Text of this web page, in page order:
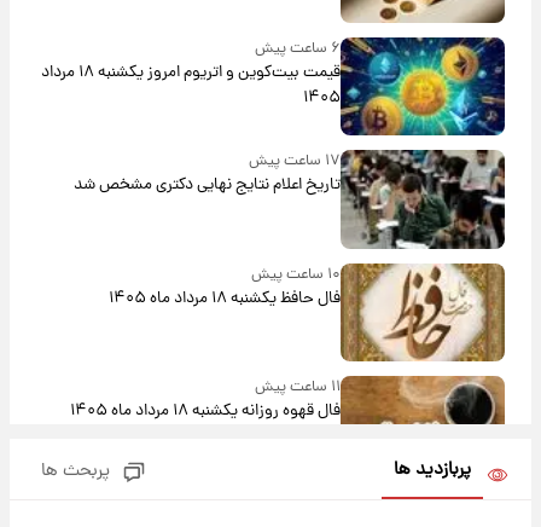
۶ ساعت پیش
قیمت بیت‌کوین و اتریوم امروز یکشنبه ۱۸ مرداد
۱۴۰۵
۱۷ ساعت پیش
تاریخ اعلام نتایج نهایی دکتری مشخص شد
۱۰ ساعت پیش
فال حافظ یکشنبه ۱۸ مرداد ماه ۱۴۰۵
۱۱ ساعت پیش
فال قهوه روزانه یکشنبه ۱۸ مرداد ماه ۱۴۰۵
پربازدید ها پربحث ها